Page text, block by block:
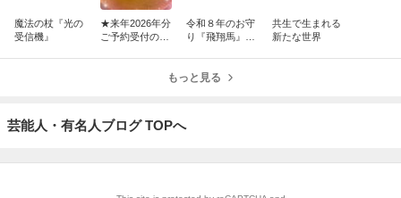
魔法の杖『光の
受信機』
★来年2026年分
ご予約受付のご
令和８年のお守
り『飛翔馬』ご
共生で生まれる
新たな世界
もっと見る
芸能人・有名人ブログ TOPへ